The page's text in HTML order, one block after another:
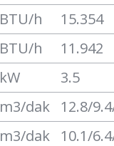
BTU/h
15.354
BTU/h
11.942
kW
3.5
m3/dak 12.8/
m3/dak 10.1/